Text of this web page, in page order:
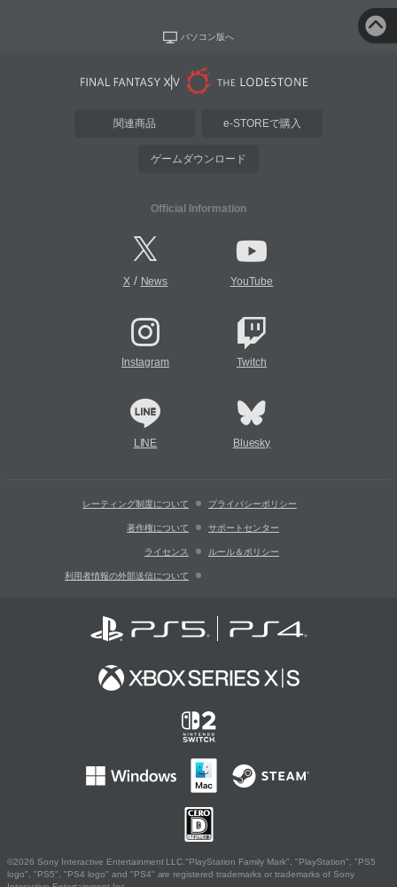
パソコン版へ
関連商品 e-STOREで購入
ゲームダウンロード
Official Information
X/ News YouTube
Instagram Twitch
LINE Bluesky
レーティング制度について プライバシーポリシー
著作権について サポートセンター
ライセンス ルール＆ポリシー
利用者情報の外部送信について
©2026 Sony Interactive Entertainment LLC."PlayStation Family Mark", "PlayStation", "PS5
logo", "PS5", "PS4 logo" and "PS4" are registered trademarks or trademarks of Sony